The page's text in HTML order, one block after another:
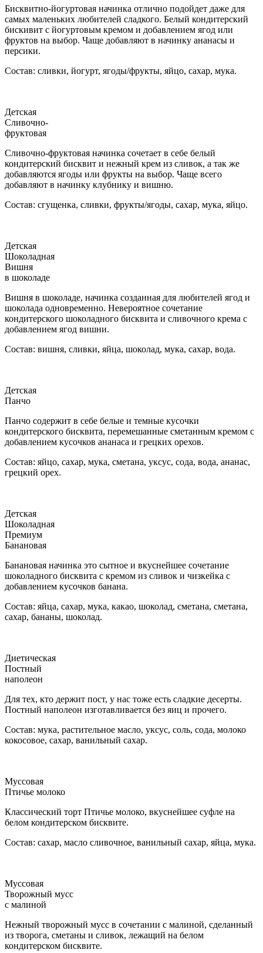
Бисквитно-йогуртовая начинка отлично подойдет даже для
самых маленьких любителей сладкого. Белый кондитерский
бискивит с йогуртовым кремом и добавлением ягод или
фруктов на выбор. Чаще добавляют в начинку ананасы и
персики.
Состав: сливки, йогурт, ягоды/фрукты, яйцо, сахар, мука.
Детская
Сливочно-
фруктовая
Сливочно-фруктовая начинка сочетает в себе белый
кондитерский бисквит и нежный крем из сливок, а так же
добавляются ягоды или фрукты на выбор. Чаще всего
добавляют в начинку клубнику и вишню.
Состав: сгущенка, сливки, фрукты/ягоды, сахар, мука, яйцо.
Детская
Шоколадная
Вишня
в шоколаде
Вишня в шоколаде, начинка созданная для любителей ягод и
шоколада одновременно. Невероятное сочетание
кондитерского шоколадного бисквита и сливочного крема с
добавлением ягод вишни.
Состав: вишня, сливки, яйца, шоколад, мука, сахар, вода.
Детская
Панчо
Панчо содержит в себе белые и темные кусочки
кондитерского бисквита, перемешанные сметанным кремом с
добавлением кусочков ананаса и грецких орехов.
Состав: яйцо, сахар, мука, сметана, уксус, сода, вода, ананас,
грецкий орех.
Детская
Шоколадная
Премиум
Банановая
Банановая начинка это сытное и вкуснейшее сочетание
шоколадного бисквита с кремом из сливок и чизкейка с
добавлением кусочков банана.
Состав: яйца, сахар, мука, какао, шоколад, сметана, сметана,
сахар, бананы, шоколад.
Диетическая
Постный
наполеон
Для тех, кто держит пост, у нас тоже есть сладкие десерты.
Постный наполеон изготавливается без яиц и прочего.
Состав: мука, растительное масло, уксус, соль, сода, молоко
кокосовое, сахар, ванильный сахар.
Муссовая
Птичье молоко
Классический торт Птичье молоко, вкуснейшее суфле на
белом кондитерском бисквите.
Состав: сахар, масло сливочное, ванильный сахар, яйца, мука.
Муссовая
Творожный мусс
с малиной
Нежный творожный мусс в сочетании с малиной, сделанный
из творога, сметаны и сливок, лежащий на белом
кондитерском бисквите.